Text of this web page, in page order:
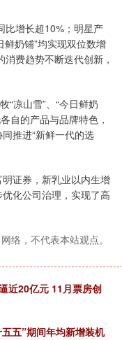
增长超10%；明星产
鲜奶铺”均实现双位数增
费趋势不断迭代创新，
凉山雪”、“今日鲜奶
自的产品与品牌特色，
推进“新鲜一代的选
证券，新乳业以内生增
化公司治理，实现了高
络，不代表本站观点。
近20亿元 11月票房创
五”期间年均新增装机